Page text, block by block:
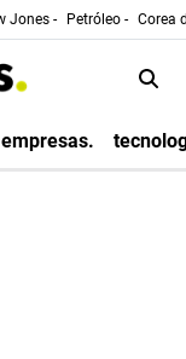
Jones - Petróleo - Corea
empresas.